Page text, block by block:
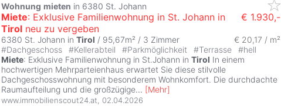
Wohnung mieten in 6380 St. Johann
Miete: Exklusive Familienwohnung in St. Johann in
Tirol neu zu vergeben
€ 1.930,-
6380 St. Johann in Tirol / 95,67m² / 3 Zimmer
€ 20,17 / m²
#Dachgeschoss #Kellerabteil #Parkmöglichkeit #Terrasse #hell
Miete: Exklusive Familienwohnung in St.Johann in Tirol In einem
hochwertigen Mehrparteienhaus erwartet Sie diese stilvolle
Dachgeschosswohnung mit besonderem Wohnkomfort. Die durchdachte
Raumaufteilung und die großzügige... [Mehr]
www.immobilienscout24.at 02.04.2026